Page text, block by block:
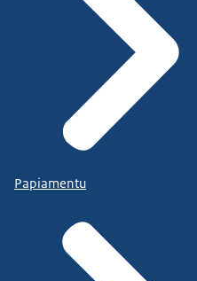
Papiamentu